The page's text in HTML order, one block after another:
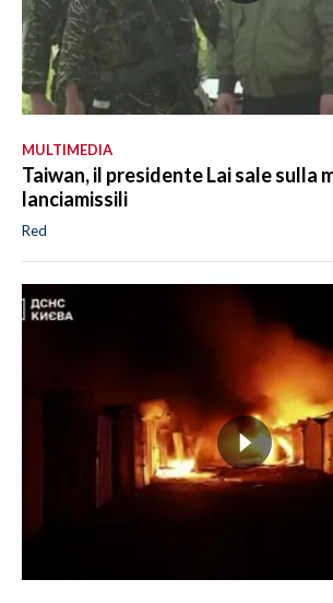
MULTIMEDIA
Taiwan, il presidente Lai sale sulla
lanciamissili
Red